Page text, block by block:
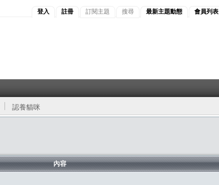
登入 註冊 訂閱主題 搜尋 最新主題動態 會員列表
認養貓咪
內容